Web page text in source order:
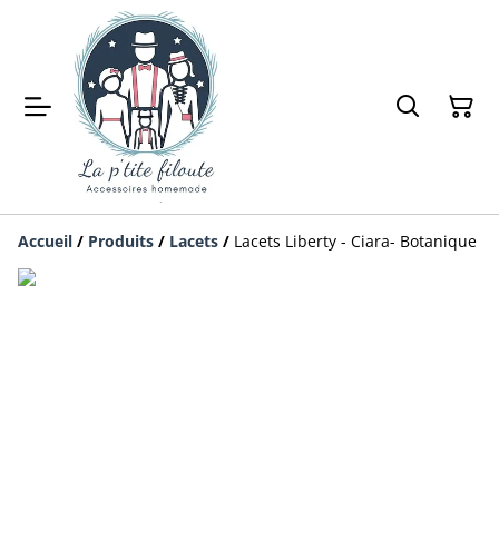
Accueil / Produits / Lacets / Lacets Liberty - Ciara- Botanique